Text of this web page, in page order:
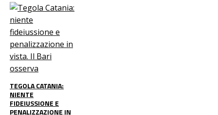
TEGOLA CATANIA:
NIENTE
FIDEIUSSIONE E
PENALIZZAZIONE IN